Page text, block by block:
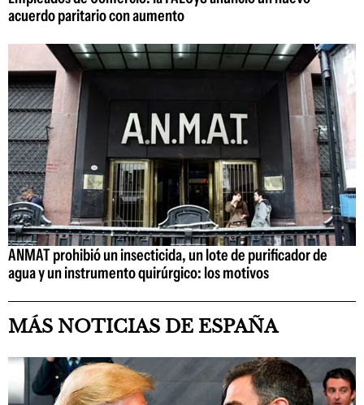
acuerdo paritario con aumento
ANMAT prohibió un insecticida, un lote de purificador de
agua y un instrumento quirúrgico: los motivos
MÁS NOTICIAS DE ESPAÑA